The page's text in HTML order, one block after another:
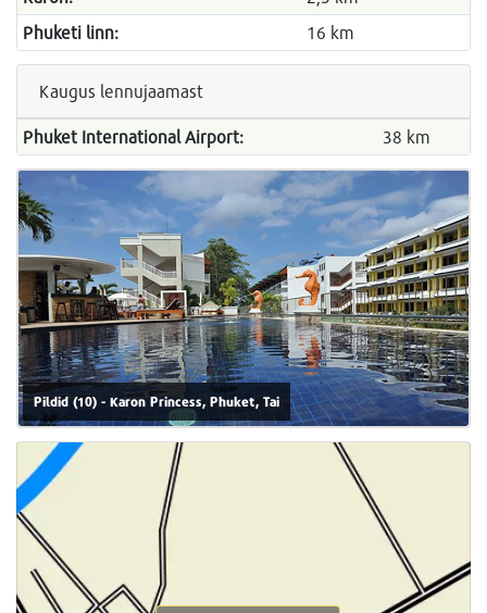
Phuketi linn:
16 km
Kaugus lennujaamast
Phuket International Airport: 38 km
Pildid (10) - Karon Princess, Phuket, Tai